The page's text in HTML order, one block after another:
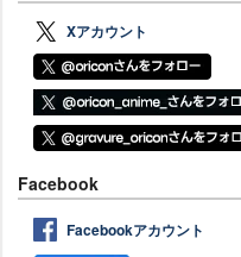
Xアカウント
Facebook
Facebookアカウント